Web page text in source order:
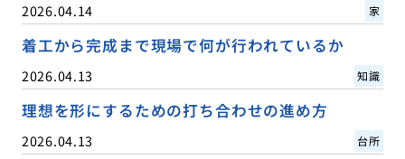
2026.04.14 家
着工から完成まで現場で何が行われているか
2026.04.13 知識
理想を形にするための打ち合わせの進め方
2026.04.13 台所